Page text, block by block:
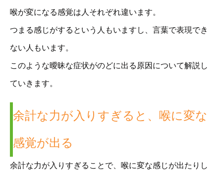
喉が変になる感覚は人それぞれ違います。
つまる感じがするという人もいますし、言葉で表現でき
ない人もいます。
このような曖昧な症状がのどに出る原因について解説し
ていきます。
余計な力が入りすぎると、喉に変な
感覚が出る
余計な力が入りすぎることで、喉に変な感じが出たりし